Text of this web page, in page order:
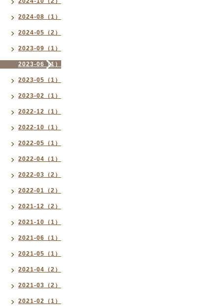
2024-08（1）
2024-05（2）
2023-09（1）
2023-06（1）
2023-05（1）
2023-02（1）
2022-12（1）
2022-10（1）
2022-05（1）
2022-04（1）
2022-03（2）
2022-01（2）
2021-12（2）
2021-10（1）
2021-06（1）
2021-05（1）
2021-04（2）
2021-03（2）
2021-02（1）